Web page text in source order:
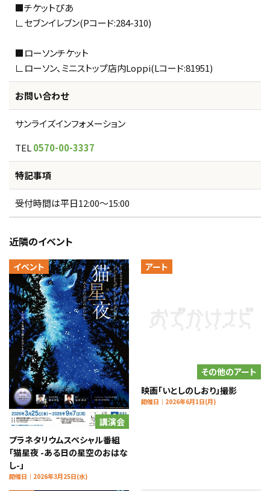
■チケットぴあ
∟セブンイレブン(Pコード:284-310)
■ローソンチケット
∟ローソン、ミニストップ店内Loppi(Lコード:81951)
お問い合わせ
サンライズインフォメーション
TEL0570-00-3337
特記事項
受付時間は平日12:00～15:00
近隣のイベント
イベント
講演会
プラネタリウムスペシャル番組
「猫星夜 -ある日の星空のおはな
し-」
開催日｜2026年3月25日(水)
アート
その他のアート
映画「いとしのしおり」撮影
開催日｜2026年6月1日(月)